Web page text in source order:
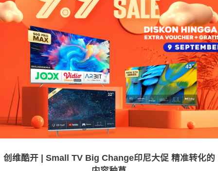
创维酷开 | Small TV Big Change印尼大促 精准转化的